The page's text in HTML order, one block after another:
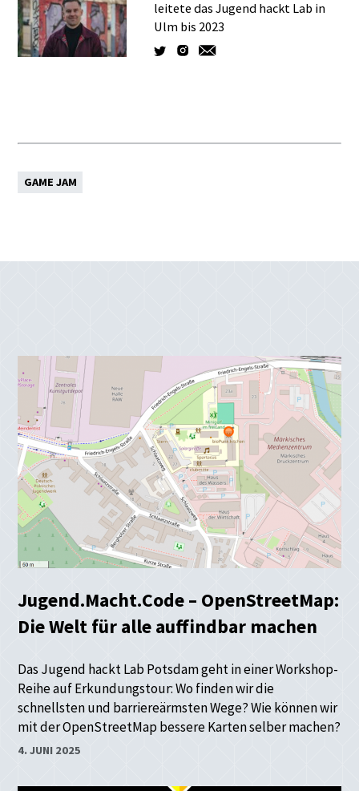
leitete das Jugend hackt Lab in
Ulm bis 2023
GAME JAM
Jugend.Macht.Code – OpenStreetMap:
Die Welt für alle auffindbar machen
Das Jugend hackt Lab Potsdam geht in einer Workshop-
Reihe auf Erkundungstour: Wo finden wir die
schnellsten und barriereärmsten Wege? Wie können wir
mit der OpenStreetMap bessere Karten selber machen?
4. JUNI 2025